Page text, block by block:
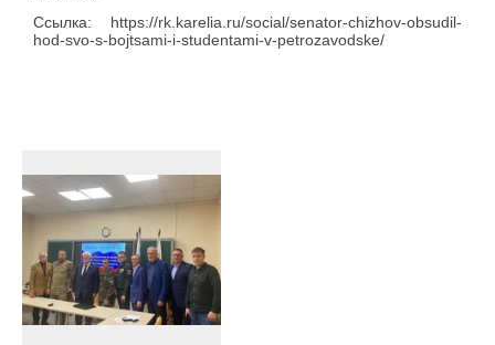
Ссылка: https://rk.karelia.ru/social/senator-chizhov-obsudil-
hod-svo-s-bojtsami-i-studentami-v-petrozavodske/